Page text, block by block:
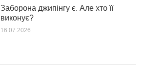
Заборона джипінгу є. Але хто її
виконує?
16.07.2026